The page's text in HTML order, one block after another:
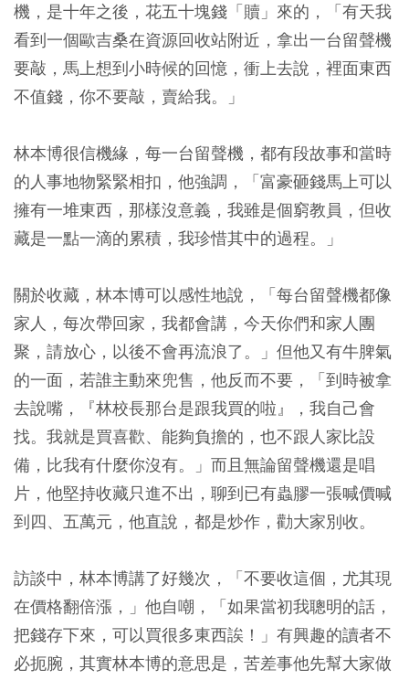
機，是十年之後，花五十塊錢「贖」來的，「有天我
看到一個歐吉桑在資源回收站附近，拿出一台留聲機
要敲，馬上想到小時候的回憶，衝上去說，裡面東西
不值錢，你不要敲，賣給我。」
林本博很信機緣，每一台留聲機，都有段故事和當時
的人事地物緊緊相扣，他強調，「富豪砸錢馬上可以
擁有一堆東西，那樣沒意義，我雖是個窮教員，但收
藏是一點一滴的累積，我珍惜其中的過程。」
關於收藏，林本博可以感性地說，「每台留聲機都像
家人，每次帶回家，我都會講，今天你們和家人團
聚，請放心，以後不會再流浪了。」但他又有牛脾氣
的一面，若誰主動來兜售，他反而不要，「到時被拿
去說嘴，『林校長那台是跟我買的啦』，我自己會
找。我就是買喜歡、能夠負擔的，也不跟人家比設
備，比我有什麼你沒有。」而且無論留聲機還是唱
片，他堅持收藏只進不出，聊到已有蟲膠一張喊價喊
到四、五萬元，他直說，都是炒作，勸大家別收。
訪談中，林本博講了好幾次，「不要收這個，尤其現
在價格翻倍漲，」他自嘲，「如果當初我聰明的話，
把錢存下來，可以買很多東西誒！」有興趣的讀者不
必扼腕，其實林本博的意思是，苦差事他先幫大家做